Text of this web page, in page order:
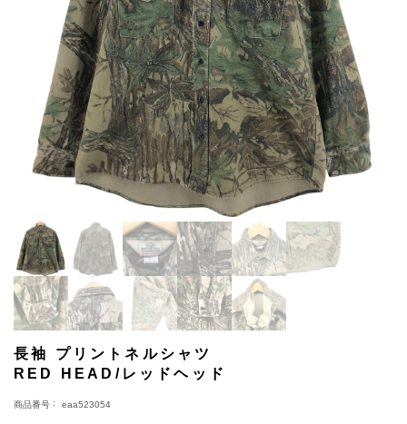
長袖 プリントネルシャツ
RED HEAD/レッドヘッド
商品番号 eaa523054